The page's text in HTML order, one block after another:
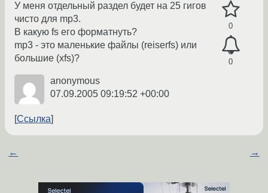
0
0
У меня отдельный раздел будет на 25 гигов
чисто для mp3.
В какую fs его форматнуть?
mp3 - это маленькие файлы (reiserfs) или
большие (xfs)?
anonymous
07.09.2005 09:19:52 +00:00
Ссылка
← →